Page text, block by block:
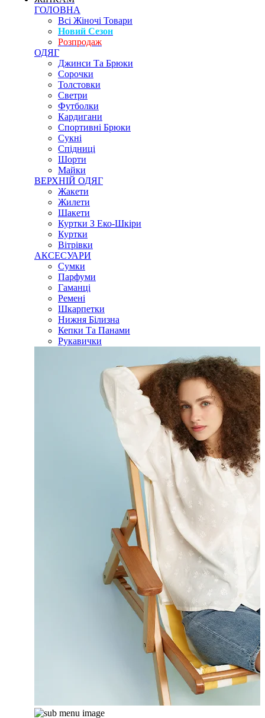
ГОЛОВНА
Всі Жіночі Товари
Новий Сезон
Розпродаж
ОДЯГ
Джинси Та Брюки
Сорочки
Толстовки
Светри
Футболки
Кардигани
Спортивні Брюки
Сукні
Спідниці
Шорти
Майки
ВЕРХНІЙ ОДЯГ
Жакети
Жилети
Шакети
Куртки З Еко-Шкіри
Куртки
Вітрівки
АКСЕСУАРИ
Сумки
Парфуми
Гаманці
Ремені
Шкарпетки
Нижня Білизна
Кепки Та Панами
Рукавички